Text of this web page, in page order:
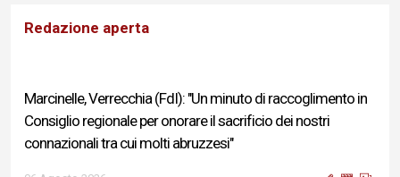
Redazione aperta
Marcinelle, Verrecchia (FdI): "Un minuto di raccoglimento in
Consiglio regionale per onorare il sacrificio dei nostri
connazionali tra cui molti abruzzesi"